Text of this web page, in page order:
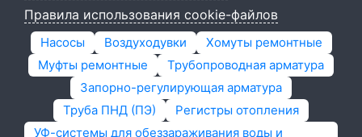
Правила использования cookie-файлов
Насосы Воздуходувки
Хомуты ремонтные
Муфты ремонтные
Трубопроводная арматура
Запорно-регулирующая арматура
Труба ПНД (ПЭ)
Регистры отопления
УФ-системы для обеззараживания воды и